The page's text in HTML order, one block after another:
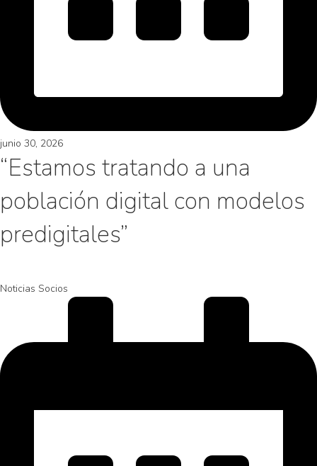
junio 30, 2026
“Estamos tratando a una
población digital con modelos
predigitales”
Noticias Socios